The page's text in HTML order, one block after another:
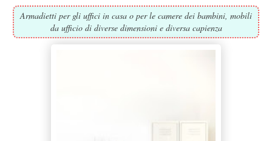
Armadietti per gli uffici in casa o per le camere dei bambini, mobili
da ufficio di diverse dimensioni e diversa capienza